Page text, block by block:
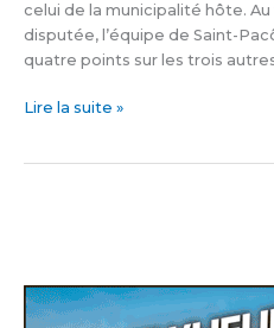
celui de la municipalité hôte.
disputée, l’équipe de Saint-
quatre points sur les trois
Lire la suite »